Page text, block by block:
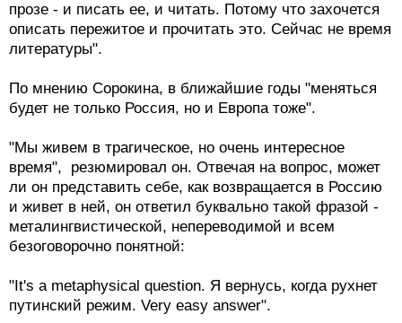
прозе - и писать ее, и читать. Потому что захочется
описать пережитое и прочитать это. Сейчас не время
литературы".
По мнению Сорокина, в ближайшие годы "меняться
будет не только Россия, но и Европа тоже".
"Мы живем в трагическое, но очень интересное
время", ­ резюмировал он. Отвечая на вопрос, может
ли он представить себе, как возвращается в Россию
и живет в ней, он ответил буквально такой фразой -
металингвистической, непереводимой и всем
безоговорочно понятной:
"It's a metaphysical question. Я вернусь, когда рухнет
путинский режим. Very easy answer".